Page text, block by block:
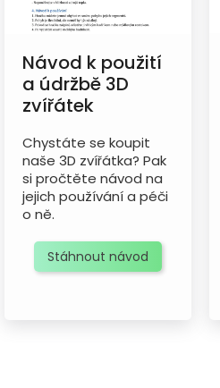
Návod k použití
a údržbě 3D
zvířátek
Chystáte se koupit
naše 3D zvířátka? Pak
si pročtěte návod na
jejich používání a péči
o ně.
Stáhnout návod